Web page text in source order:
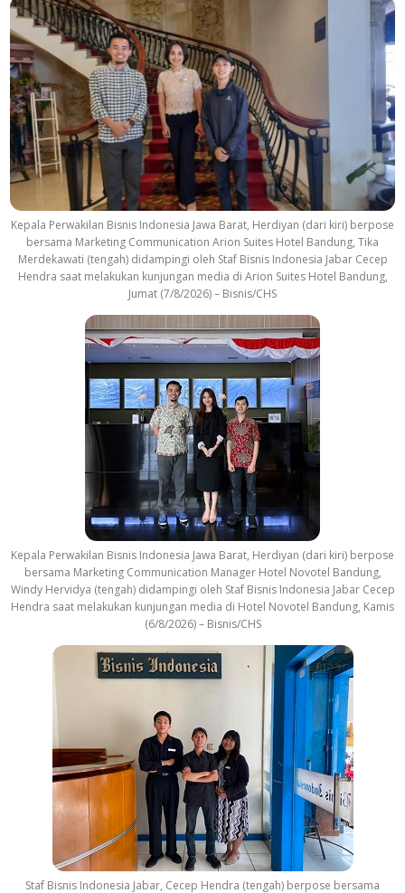
Kepala Perwakilan Bisnis Indonesia Jawa Barat, Herdiyan (dari kiri) berpose
bersama Marketing Communication Arion Suites Hotel Bandung, Tika
Merdekawati (tengah) didampingi oleh Staf Bisnis Indonesia Jabar Cecep
Hendra saat melakukan kunjungan media di Arion Suites Hotel Bandung,
Jumat (7/8/2026) – Bisnis/CHS
Kepala Perwakilan Bisnis Indonesia Jawa Barat, Herdiyan (dari kiri) berpose
bersama Marketing Communication Manager Hotel Novotel Bandung,
Windy Hervidya (tengah) didampingi oleh Staf Bisnis Indonesia Jabar Cecep
Hendra saat melakukan kunjungan media di Hotel Novotel Bandung, Kamis
(6/8/2026) – Bisnis/CHS
Staf Bisnis Indonesia Jabar, Cecep Hendra (tengah) berpose bersama